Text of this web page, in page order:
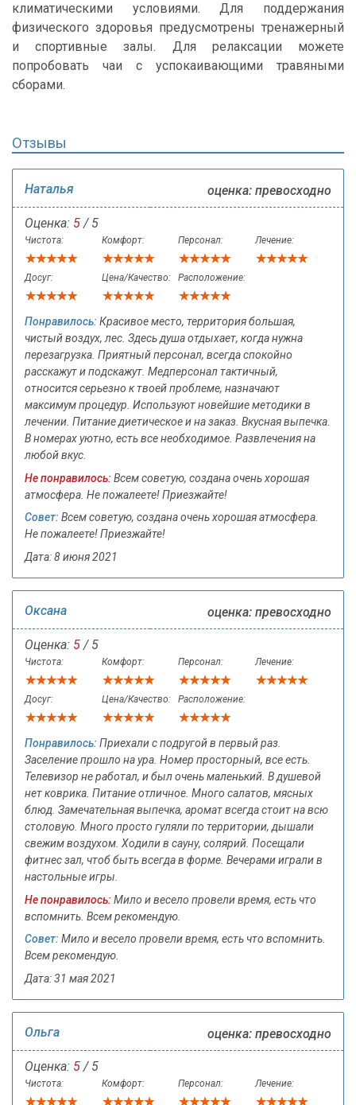
климатическими условиями. Для поддержания
физического здоровья предусмотрены тренажерный
и спортивные залы. Для релаксации можете
попробовать чаи с успокаивающими травяными
сборами.
Отзывы
Наталья оценка: превосходно
Оценка: 5 / 5
Чистота: Комфорт: Персонал: Лечение:
Досуг: Цена/Качество: Расположение:
Понравилось: Красивое место, территория большая,
чистый воздух, лес. Здесь душа отдыхает, когда нужна
перезагрузка. Приятный персонал, всегда спокойно
расскажут и подскажут. Медперсонал тактичный,
относится серьезно к твоей проблеме, назначают
максимум процедур. Используют новейшие методики в
лечении. Питание диетическое и на заказ. Вкусная выпечка.
В номерах уютно, есть все необходимое. Развлечения на
любой вкус.
Не понравилось: Всем советую, создана очень хорошая
атмосфера. Не пожалеете! Приезжайте!
Совет: Всем советую, создана очень хорошая атмосфера.
Не пожалеете! Приезжайте!
Дата: 8 июня 2021
Оксана оценка: превосходно
Оценка: 5 / 5
Чистота: Комфорт: Персонал: Лечение:
Досуг: Цена/Качество: Расположение:
Понравилось: Приехали с подругой в первый раз.
Заселение прошло на ура. Номер просторный, все есть.
Телевизор не работал, и был очень маленький. В душевой
нет коврика. Питание отличное. Много салатов, мясных
блюд. Замечательная выпечка, аромат всегда стоит на всю
столовую. Много просто гуляли по территории, дышали
свежим воздухом. Ходили в сауну, солярий. Посещали
фитнес зал, чтоб быть всегда в форме. Вечерами играли в
настольные игры.
Не понравилось: Мило и весело провели время, есть что
вспомнить. Всем рекомендую.
Совет: Мило и весело провели время, есть что вспомнить.
Всем рекомендую.
Дата: 31 мая 2021
Ольга оценка: превосходно
Оценка: 5 / 5
Чистота: Комфорт: Персонал: Лечение: